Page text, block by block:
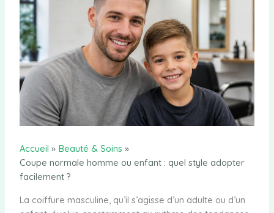
Accueil
Beauté & Soins
Coupe normale homme ou enfant : quel style adopter
facilement ?
La coiffure masculine, qu’il s’agisse d’un adulte ou d’un